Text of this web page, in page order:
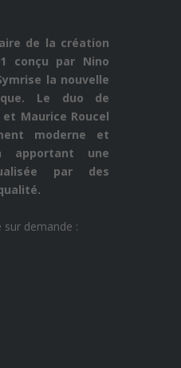
de la création
conçu par Nino
la nouvelle
Le duo de
Maurice Roucel
moderne et
apportant une
par des
sur demande :